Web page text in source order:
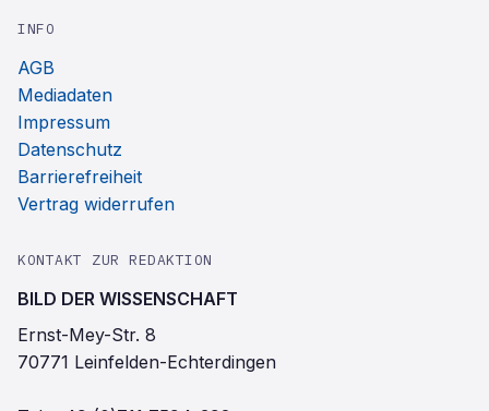
INFO
AGB
Mediadaten
Impressum
Datenschutz
Barrierefreiheit
Vertrag widerrufen
KONTAKT ZUR REDAKTION
BILD DER WISSENSCHAFT
Ernst-Mey-Str. 8
70771 Leinfelden-Echterdingen